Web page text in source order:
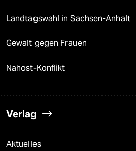
Landtagswahl in Sachsen-Anhalt
Gewalt gegen Frauen
Nahost-Konflikt
Verlag
Aktuelles